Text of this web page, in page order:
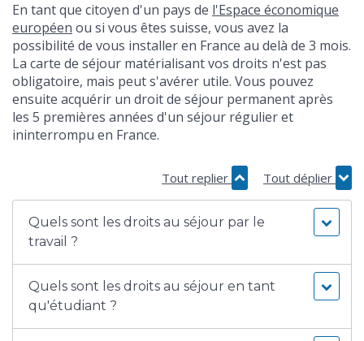
En tant que citoyen d'un pays de l'Espace économique
européen ou si vous êtes suisse, vous avez la
possibilité de vous installer en France au delà de 3 mois.
La carte de séjour matérialisant vos droits n'est pas
obligatoire, mais peut s'avérer utile. Vous pouvez
ensuite acquérir un droit de séjour permanent après
les 5 premières années d'un séjour régulier et
ininterrompu en France.
Tout replier Tout déplier
Quels sont les droits au séjour par le
travail ?
Quels sont les droits au séjour en tant
qu'étudiant ?